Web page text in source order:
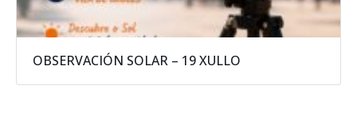
OBSERVACIÓN SOLAR – 19 XULLO